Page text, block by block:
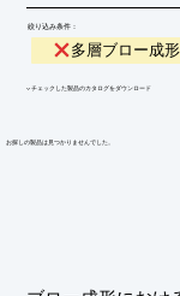
絞り込み条件：
多層ブロー成形
​▼チェックした製品のカタログをダウンロード
​お探しの製品は見つかりませんでした。